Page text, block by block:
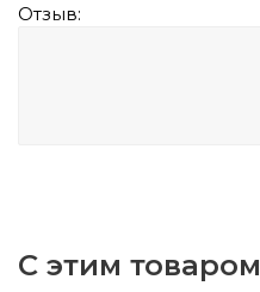
Отзыв:
С этим